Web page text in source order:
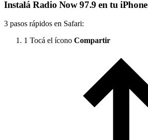
Instalá Radio Now 97.9 en tu iPhone
3 pasos rápidos en Safari:
1 Tocá el ícono Compartir